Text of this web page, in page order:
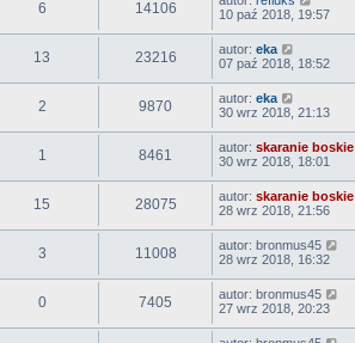
6 14106
10 paź 2018, 19:57
13 23216 autor: eka
07 paź 2018, 18:52
2 9870 autor: eka
30 wrz 2018, 21:13
1 8461 autor: skaranie boskie
30 wrz 2018, 18:01
15 28075 autor: skaranie boskie
28 wrz 2018, 21:56
3 11008 autor: bronmus45
28 wrz 2018, 16:32
0 7405 autor: bronmus45
27 wrz 2018, 20:23